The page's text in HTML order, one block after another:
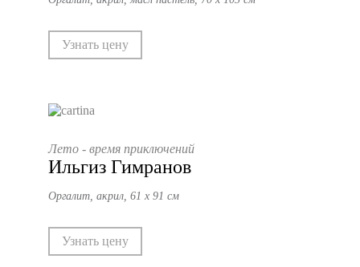
Узнать цену
Лето - время приключений
Ильгиз Гимранов
Оргалит, акрил, 61 х 91 см
Узнать цену